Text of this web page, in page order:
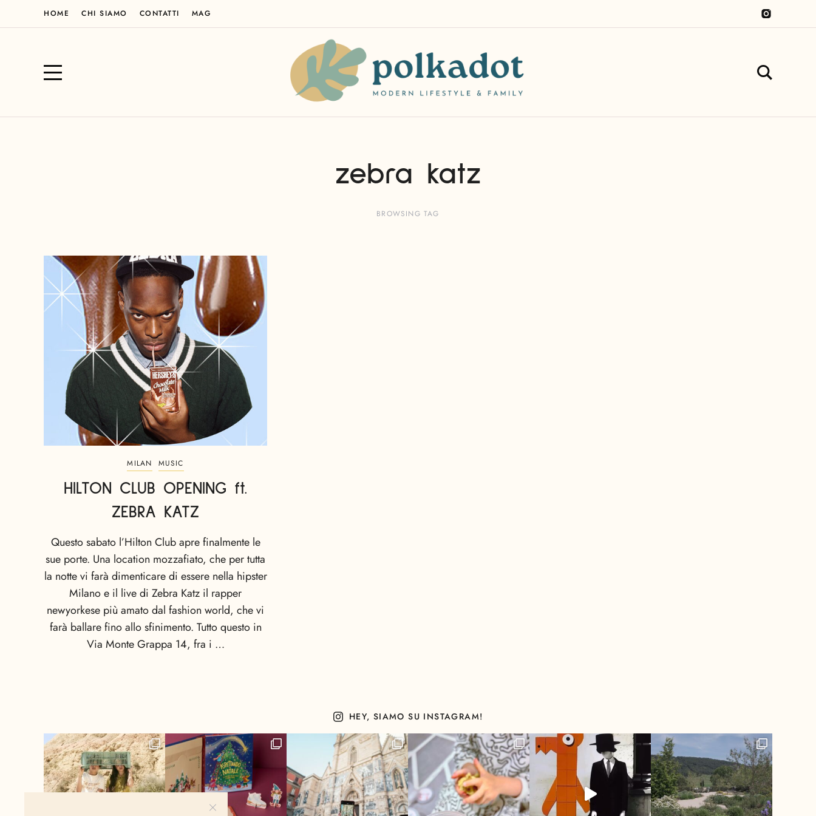
HOME CHI SIAMO CONTATTI MAG
zebra katz
BROWSING TAG
MILAN MUSIC
HILTON CLUB OPENING ft.
ZEBRA KATZ
Questo sabato l’Hilton Club apre finalmente le
sue porte. Una location mozzafiato, che per tutta
la notte vi farà dimenticare di essere nella hipster
Milano e il live di Zebra Katz il rapper
newyorkese più amato dal fashion world, che vi
farà ballare fino allo sfinimento. Tutto questo in
Via Monte Grappa 14, fra i …
HEY, SIAMO SU INSTAGRAM!